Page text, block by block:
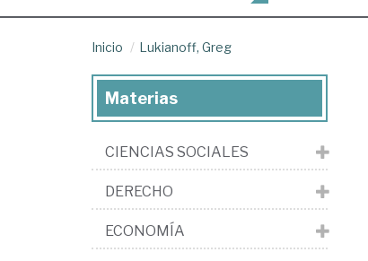
Inicio Lukianoff, Greg
Materias
CIENCIAS SOCIALES
DERECHO
ECONOMÍA